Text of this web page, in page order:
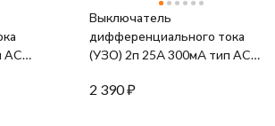
AC
Выключатель
дифференциального тока
(УЗО) 2п 25А 300мА тип AC
2 390₽